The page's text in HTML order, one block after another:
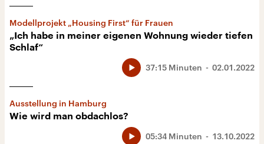
Modellprojekt „Housing First“ für Frauen
„Ich habe in meiner eigenen Wohnung wieder tiefen
Schlaf“
02.01.2022
37:15 Minuten
Ausstellung in Hamburg
Wie wird man obdachlos?
13.10.2022
05:34 Minuten